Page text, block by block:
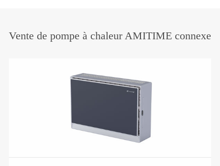
Vente de pompe à chaleur AMITIME connexe